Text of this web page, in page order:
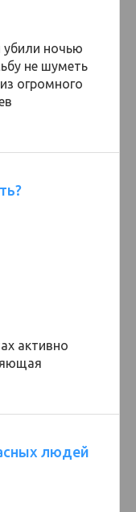
ночью
не шуметь
огромного
активно
людей